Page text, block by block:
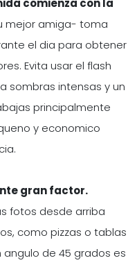
mejor amiga- toma
el dia para obtener
Evita usar el flash
sombras intensas y un
principalmente
y economico
gran factor.
fotos desde arriba
como pizzas o tablas
de 45 grados es